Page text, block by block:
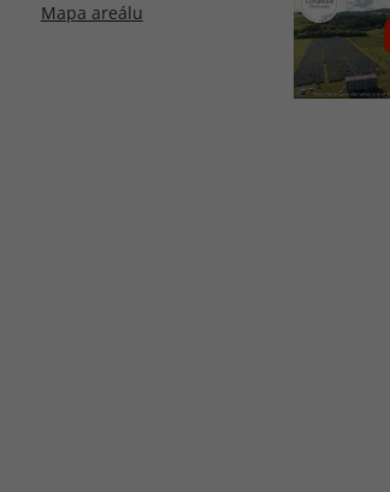
Mapa areálu